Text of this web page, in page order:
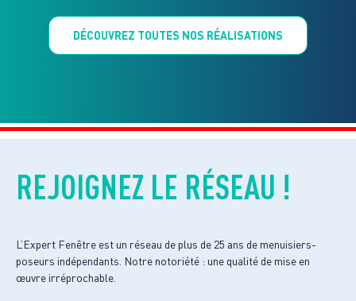
DÉCOUVREZ TOUTES NOS RÉALISATIONS
REJOIGNEZ LE RÉSEAU !
L’Expert Fenêtre est un réseau de plus de 25 ans de menuisiers-
poseurs indépendants. Notre notoriété : une qualité de mise en
œuvre irréprochable.